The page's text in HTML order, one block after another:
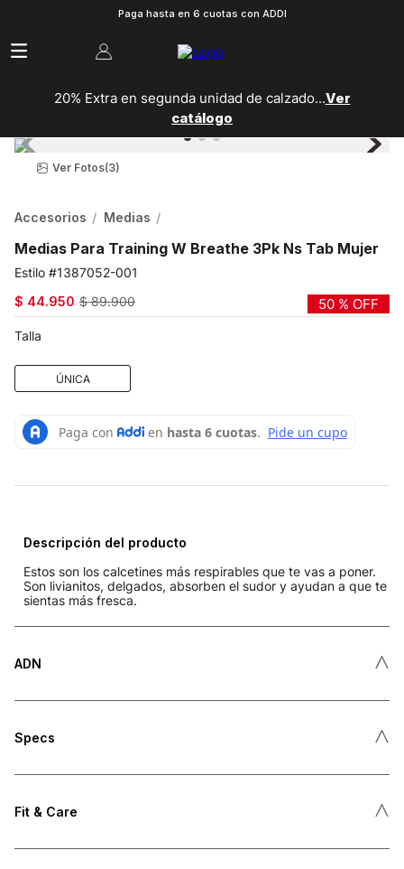
Paga hasta en 6 cuotas con ADDI
20% Extra en segunda unidad de calzado...Ver
catálogo
Ver Fotos(3)
Accesorios Medias
Medias Para Training W Breathe 3Pk Ns Tab Mujer
1387052-001
$ 44.950 $ 89.900 50 % OFF
Talla
ÚNICA
Descripción del producto
Estos son los calcetines más respirables que te vas a poner.
Son livianitos, delgados, absorben el sudor y ayudan a que te
sientas más fresca.
ADN ˄
Specs ˄
Fit & Care ˄